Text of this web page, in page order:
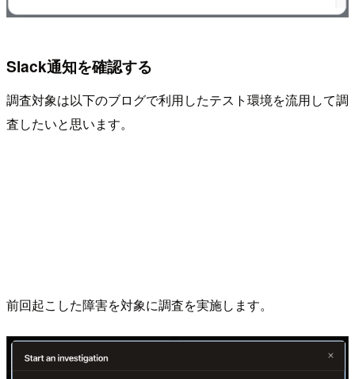
Slack通知を確認する
調査対象は以下のブログで利用したテスト環境を流用して調
査したいと思います。
前回起こした障害を対象に調査を実施します。